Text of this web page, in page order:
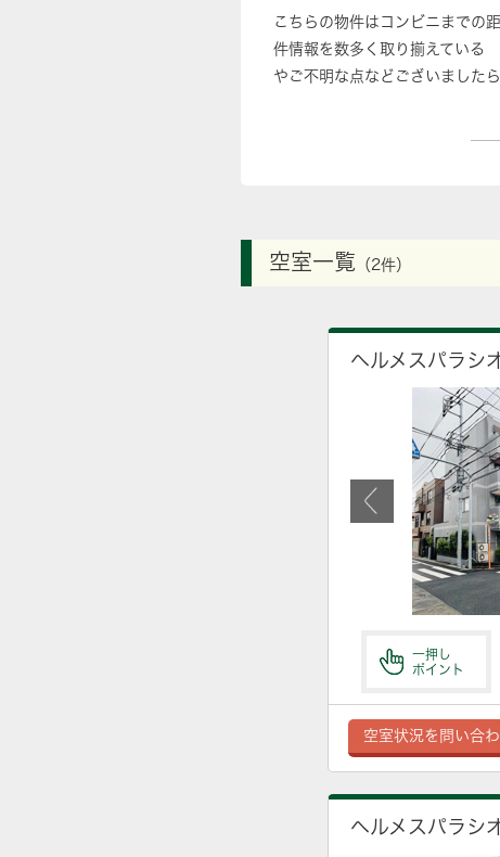
こちらの物件はコンビニまでの
件情報を数多く取り揃えている
やご不明な点などございました
空室一覧 （2件）
ヘルメスパラシ
一押し
ポイント
空室状況を問い合
ヘルメスパラシ